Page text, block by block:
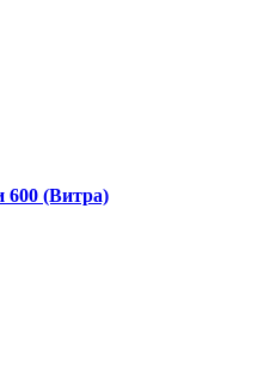
600 (Витра)